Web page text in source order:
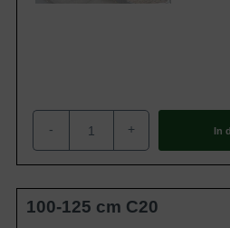
daher einen ausreichend großen
Die formschöne Baumkrone
einer pyramidalen Erscheinung.
und bietet einen wunderschönen
- + In
100-125 cm C20